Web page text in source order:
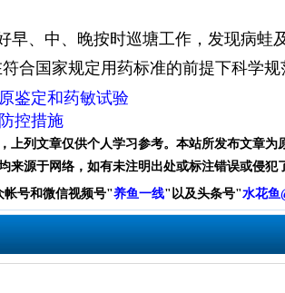
早、中、晚按时巡塘工作，发现病蛙
合国家规定用药标准的前提下科学规
鉴定和药敏试验
控措施
上列文章仅供个人学习参考。本站所发布文章
来源于网络，如有未注明出处或标注错误或侵犯
号和微信视频号"养鱼一线"以及头条号"水花鱼